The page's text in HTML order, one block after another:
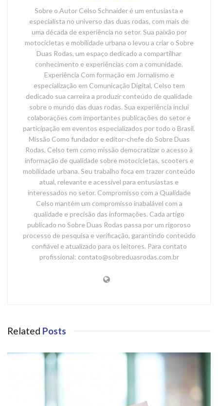
Sobre o Autor Celso Schnaider é um entusiasta e
especialista no universo das duas rodas, com mais de
uma década de experiência no setor. Sua paixão por
motocicletas e mobilidade urbana o levou a criar o Sobre
Duas Rodas, um espaço dedicado a compartilhar
conhecimento e experiências com a comunidade.
Experiência Com formação em Jornalismo e
especialização em Comunicação Digital, Celso tem
dedicado sua carreira a produzir conteúdo de qualidade
sobre o mundo das duas rodas. Sua experiência inclui
colaborações com importantes publicações do setor e
participação em eventos especializados por todo o Brasil.
Missão Como fundador e editor-chefe do Sobre Duas
Rodas, Celso tem como missão democratizar o acesso à
informação de qualidade sobre motocicletas, scooters e
mobilidade urbana. Seu trabalho foca em trazer conteúdo
atual, relevante e acessível para entusiastas e
interessados no setor. Compromisso com a Qualidade
Celso mantém um compromisso inabalável com a
qualidade e precisão das informações. Cada artigo
publicado no Sobre Duas Rodas passa por um rigoroso
processo de pesquisa e verificação, garantindo conteúdo
confiável e atualizado para os leitores. Para contato
profissional: contato@sobreduasrodas.com.br
Related Posts